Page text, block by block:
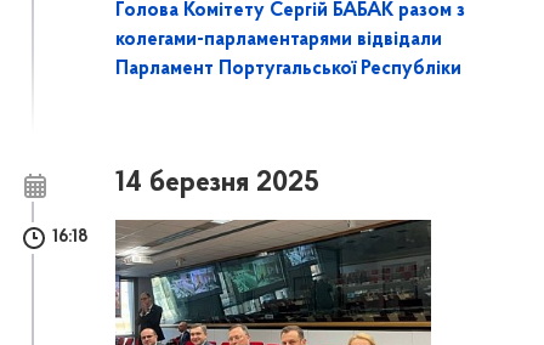
Голова Комітету Сергій БАБАК разом з
колегами-парламентарями відвідали
Парламент Португальської Республіки
14 березня 2025
16:18